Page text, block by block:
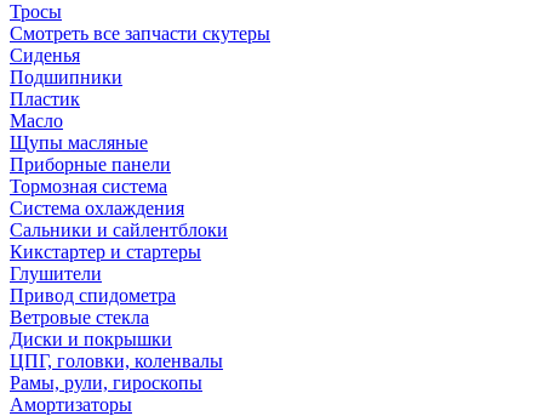
Тросы
Смотреть все запчасти скутеры
Сиденья
Подшипники
Пластик
Масло
Щупы масляные
Приборные панели
Тормозная система
Система охлаждения
Сальники и сайлентблоки
Кикстартер и стартеры
Глушители
Привод спидометра
Ветровые стекла
Диски и покрышки
ЦПГ, головки, коленвалы
Рамы, рули, гироскопы
Амортизаторы